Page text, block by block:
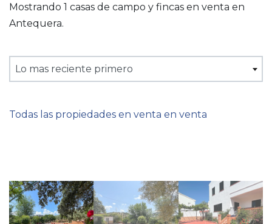
Mostrando 1 casas de campo y fincas en venta en
Antequera.
Lo mas reciente primero
Todas las propiedades en venta en venta